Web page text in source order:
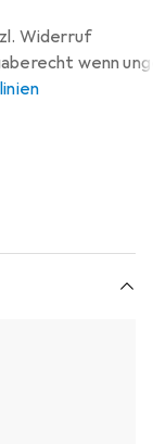
Widerruf
wenn